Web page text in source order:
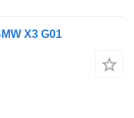
X3 G01